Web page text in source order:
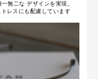
無二な デザインを実現。
レスにも配慮しています